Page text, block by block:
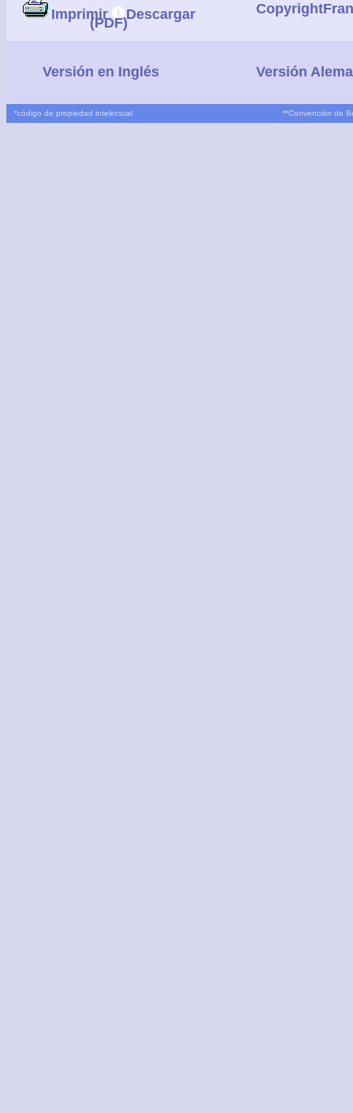
Imprimir| Descargar
(PDF)
Versión en Inglés Versión
*código de propiedad intelectual **Convención de